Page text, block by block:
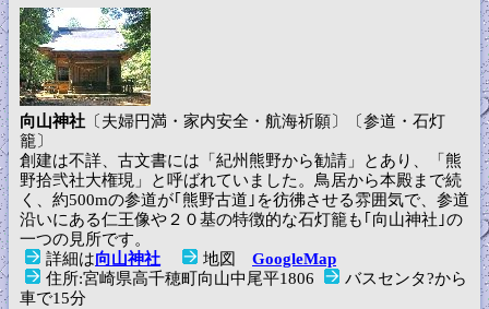
向山神社 〔夫婦円満・家内安全・航海祈願〕〔参道・石灯
籠〕
創建は不詳、古文書には「紀州熊野から勧請」とあり、「熊
野拾弐社大権現」と呼ばれていました。鳥居から本殿まで続
く、約500mの参道が｢熊野古道｣を彷彿させる雰囲気で、参道
沿いにある仁王像や２０基の特徴的な石灯籠も｢向山神社｣の
一つの見所です。
詳細は向山神社 地図 GoogleMap
住所:宮崎県高千穂町向山中尾平1806
バスセンタ?から
車で15分